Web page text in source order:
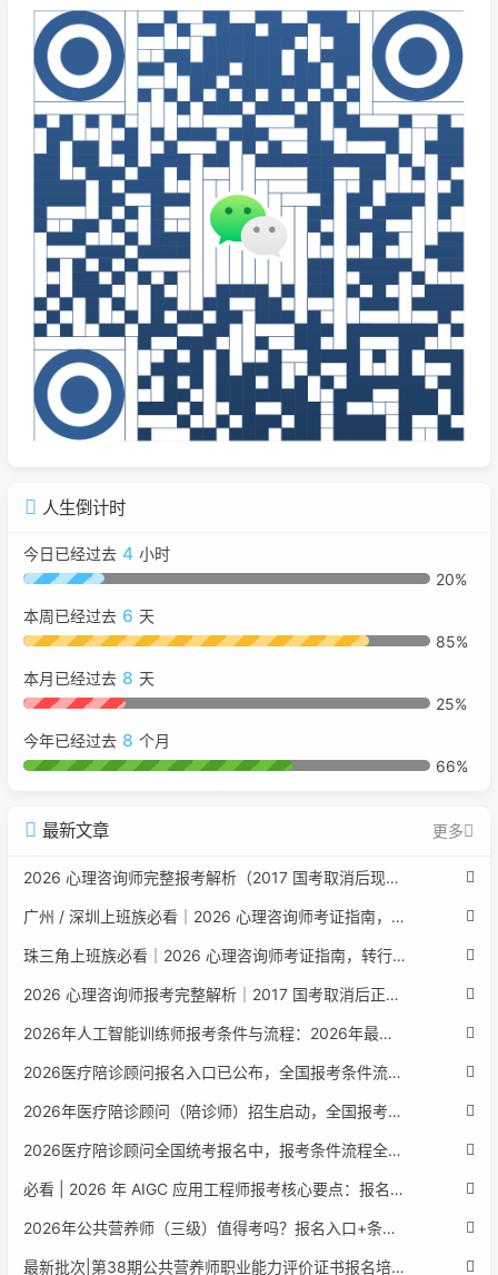
人生倒计时
今日已经过去 4 小时
20%
本周已经过去 6 天
85%
本月已经过去 8 天
25%
今年已经过去 8 个月
66%
最新文章 更多
2026 心理咨询师完整报考解析（2017 国考取消后现行权威体系 + 避坑全指南）
广州 / 深圳上班族必看｜2026 心理咨询师考证指南，转行副业、情绪疏导双收益
珠三角上班族必看｜2026 心理咨询师考证指南，转行副业、情绪疏导双收益
2026 心理咨询师报考完整解析｜2017 国考取消后正规报考标准、流程避坑指南
2026年人工智能训练师报考条件与流程：2026年最新官方要求全面解读
2026医疗陪诊顾问报名入口已公布，全国报考条件流程政策全解析
2026年医疗陪诊顾问（陪诊师）招生启动，全国报考指南附报名官网
2026医疗陪诊顾问全国统考报名中，报考条件流程全攻略附报名入口
必看 | 2026 年 AIGC 应用工程师报考核心要点：报名费用、官网可查、行业认可度、补考规则全盘点
2026年公共营养师（三级）值得考吗？报名入口+条件+证书用途
最新批次|第38期公共营养师职业能力评价证书报名培训通知